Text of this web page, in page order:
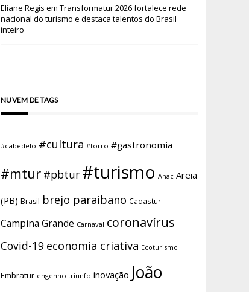
Eliane Regis em Transformatur 2026 fortalece rede
nacional do turismo e destaca talentos do Brasil
inteiro
NUVEM DE TAGS
#cabedelo #cultura #forro #gastronomia
#mtur #pbtur #turismo Anac Areia
(PB) Brasil brejo paraibano Cadastur
Campina Grande Carnaval coronavírus
Covid-19 economia criativa Ecoturismo
Embratur engenho triunfo inovação João